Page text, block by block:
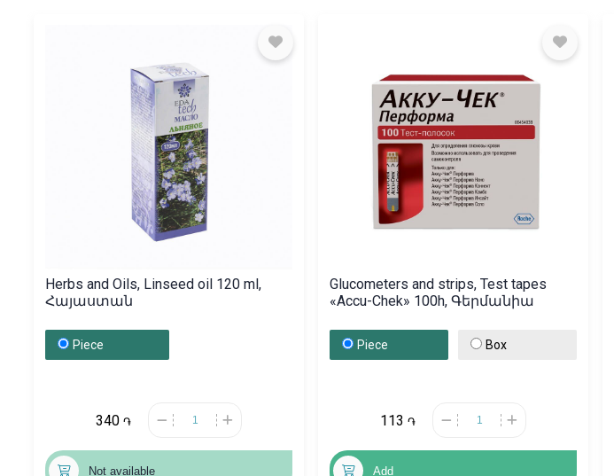
Herbs and Oils, Linseed oil 120 ml,
Հայաստան
Piece
340 ֏
Not available
Glucometers and strips, Test tapes
«Accu-Chek» 100h, Գերմանիա
Piece Box
113 ֏
Add